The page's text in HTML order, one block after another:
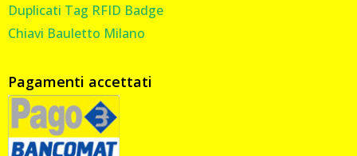
Duplicati Tag RFID Badge
Chiavi Bauletto Milano
Pagamenti accettati